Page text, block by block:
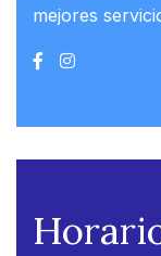
mejores